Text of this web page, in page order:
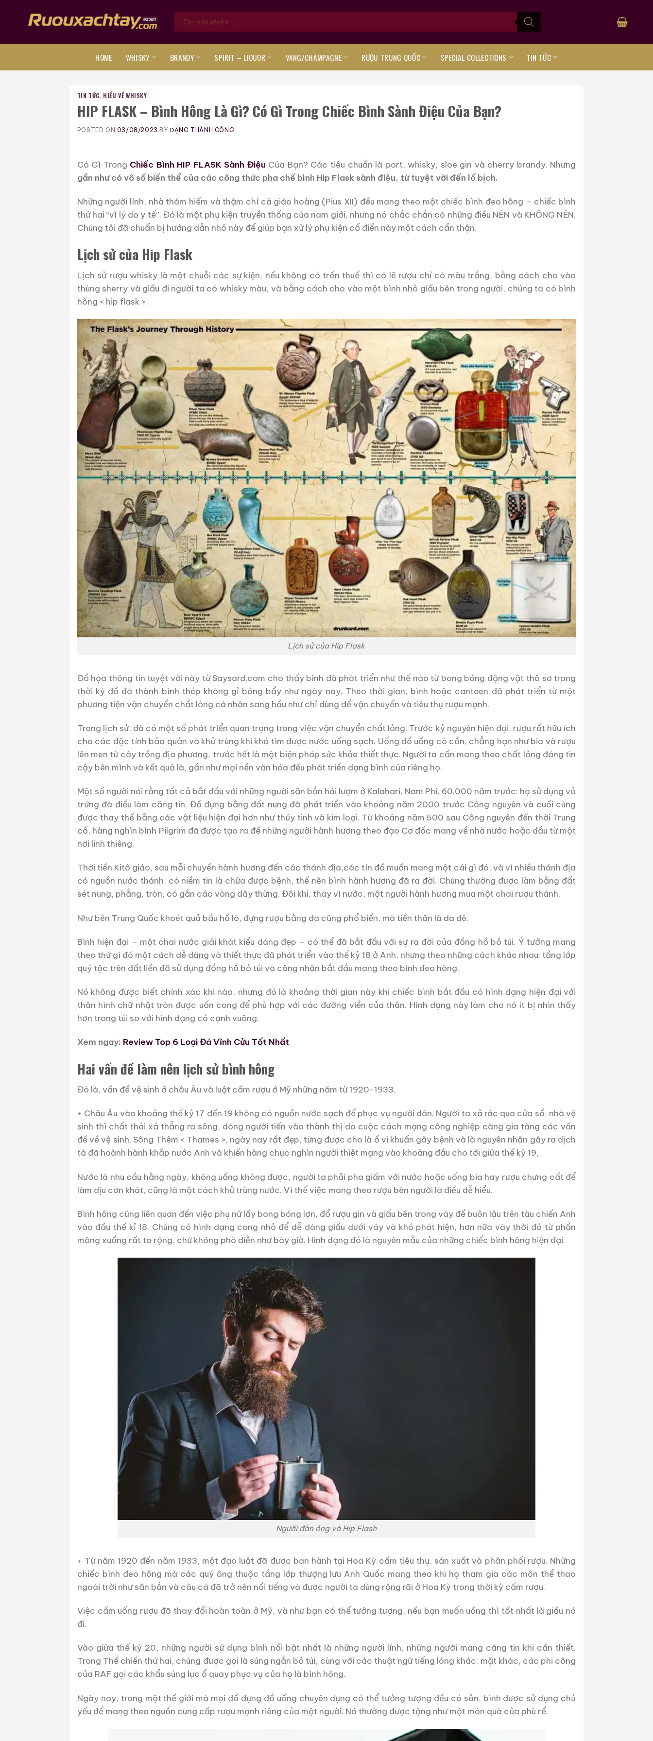
Tìm
kiếm
HOME WHISKY BRANDY SPIRIT – LIQUOR VANG/CHAMPAGNE RƯỢU TRUNG QUỐC SPECIAL COLLECTIONS TIN TỨC
TIN TỨC, HIỂU VỀ WHISKY
HIP FLASK – Bình Hông Là Gì? Có Gì Trong Chiếc Bình Sành Điệu Của Bạn?
POSTED ON 03/08/2023 BYĐẶNG THÀNH CÔNG
Có Gì Trong Chiếc Bình HIP FLASK Sành Điệu Của Bạn? Các tiêu chuẩn là port, whisky, sloe gin và cherry brandy. Nhưng
gần như có vô số biến thể của các công thức pha chế bình Hip Flask sành điệu, từ tuyệt vời đến lố bịch.
Những người lính, nhà thám hiểm và thậm chí cả giáo hoàng (Pius XII) đều mang theo một chiếc bình đeo hông – chiếc bình
thứ hai “vì lý do y tế”. Đó là một phụ kiện truyền thống của nam giới, nhưng nó chắc chắn có những điều NÊN và KHÔNG NÊN.
Chúng tôi đã chuẩn bị hướng dẫn nhỏ này để giúp bạn xử lý phụ kiện cổ điển này một cách cẩn thận.
Lịch sử của Hip Flask
Lịch sử rượu whisky là một chuỗi các sự kiện, nếu không có trốn thuế thì có lẽ rượu chỉ có màu trắng, bằng cách cho vào
thùng sherry và giấu đi người ta có whisky màu, và bằng cách cho vào một bình nhỏ giấu bên trong người, chúng ta có bình
hông < hip flask >.
Lịch sử của Hip Flask
Đồ họa thông tin tuyệt vời này từ Saysard.com cho thấy bình đã phát triển như thế nào từ bong bóng động vật thô sơ trong
thời kỳ đồ đá thành bình thép không gỉ bóng bẩy như ngày nay. Theo thời gian, bình hoặc canteen đã phát triển từ một
phương tiện vận chuyển chất lỏng cá nhân sang hầu như chỉ dùng để vận chuyển và tiêu thụ rượu mạnh.
Trong lịch sử, đã có một số phát triển quan trọng trong việc vận chuyển chất lỏng. Trước kỷ nguyên hiện đại, rượu rất hữu ích
cho các đặc tính bảo quản và khử trùng khi khó tìm được nước uống sạch. Uống đồ uống có cồn, chẳng hạn như bia và rượu
lên men từ cây trồng địa phương, trước hết là một biện pháp sức khỏe thiết thực. Người ta cần mang theo chất lỏng đáng tin
cậy bên mình và kết quả là, gần như mọi nền văn hóa đều phát triển dạng bình của riêng họ.
Một số người nói rằng tất cả bắt đầu với những người săn bắn hái lượm ở Kalahari, Nam Phi, 60.000 năm trước: họ sử dụng vỏ
trứng đà điểu làm căng tin. Đồ đựng bằng đất nung đã phát triển vào khoảng năm 2000 trước Công nguyên và cuối cùng
được thay thế bằng các vật liệu hiện đại hơn như thủy tinh và kim loại. Từ khoảng năm 500 sau Công nguyên đến thời Trung
cổ, hàng nghìn bình Pilgrim đã được tạo ra để những người hành hương theo đạo Cơ đốc mang về nhà nước hoặc dầu từ một
nơi linh thiêng.
Thời tiền Kitô giáo, sau mỗi chuyến hành hương đến các thánh địa,các tín đồ muốn mang một cái gì đó, và vì nhiều thánh địa
có nguồn nước thánh, có niềm tin là chữa được bệnh, thế nên bình hành hương đã ra đời. Chúng thường được làm bằng đất
sét nung, phẳng, tròn, có gắn các vòng dây thừng. Đôi khi, thay vì nước, một người hành hương mua một chai rượu thánh.
Như bên Trung Quốc khoét quả bầu hồ lô, đựng rượu bằng da cũng phổ biến, mà tiền thân là da dê.
Bình hiện đại – một chai nước giải khát kiểu dáng đẹp – có thể đã bắt đầu với sự ra đời của đồng hồ bỏ túi. Ý tưởng mang
theo thứ gì đó một cách dễ dàng và thiết thực đã phát triển vào thế kỷ 18 ở Anh, nhưng theo những cách khác nhau: tầng lớp
quý tộc trên đất liền đã sử dụng đồng hồ bỏ túi và công nhân bắt đầu mang theo bình đeo hông.
Nó không được biết chính xác khi nào, nhưng đó là khoảng thời gian này khi chiếc bình bắt đầu có hình dạng hiện đại với
thân hình chữ nhật tròn được uốn cong để phù hợp với các đường viền của thân. Hình dạng này làm cho nó ít bị nhìn thấy
hơn trong túi so với hình dạng có cạnh vuông.
Xem ngay: Review Top 6 Loại Đá Vĩnh Cửu Tốt Nhất
Hai vấn đề làm nên lịch sử bình hông
Đó là, vấn đề vệ sinh ở châu Âu và luật cấm rượu ở Mỹ những năm từ 1920-1933.
+ Châu Âu vào khoảng thế kỷ 17 đến 19 không có nguồn nước sạch để phục vụ người dân. Người ta xả rác qua cửa sổ, nhà vệ
sinh thì chất thải xả thẳng ra sông, dòng người tiến vào thành thị do cuộc cách mạng công nghiệp càng gia tăng các vấn
đề về vệ sinh. Sông Thêm < Thames >, ngày nay rất đẹp, từng được cho là ổ vi khuẩn gây bệnh và là nguyên nhân gây ra dịch
tả đã hoành hành khắp nước Anh và khiến hàng chục nghìn người thiệt mạng vào khoảng đầu cho tới giữa thế kỷ 19,
Nước là nhu cầu hằng ngày, không uống không được, người ta phải pha giấm với nước hoặc uống bia hay rượu chưng cất để
làm dịu cơn khát, cũng là một cách khử trùng nước. Vì thế việc mang theo rượu bên người là điều dễ hiểu.
Bình hông cũng liên quan đến việc phụ nữ lấy bong bóng lợn, đổ rượu gin và giấu bên trong váy để buôn lậu trên tàu chiến Anh
vào đầu thế kỉ 18. Chúng có hình dạng cong nhỏ để dễ dàng giấu dưới váy và khó phát hiện, hơn nữa váy thời đó từ phần
mông xuống rất to rộng, chứ không phô diễn như bây giờ. Hình dạng đó là nguyên mẫu của những chiếc bình hông hiện đại.
Người đàn ông và Hip Flash
+ Từ năm 1920 đến năm 1933, một đạo luật đã được ban hành tại Hoa Kỳ cấm tiêu thụ, sản xuất và phân phối rượu. Những
chiếc bình đeo hông mà các quý ông thuộc tầng lớp thượng lưu Anh Quốc mang theo khi họ tham gia các môn thể thao
ngoài trời như săn bắn và câu cá đã trở nên nổi tiếng và được người ta dùng rộng rãi ở Hoa Kỳ trong thời kỳ cấm rượu.
Việc cấm uống rượu đã thay đổi hoàn toàn ở Mỹ, và như bạn có thể tưởng tượng, nếu bạn muốn uống thì tốt nhất là giấu nó
đi.
Vào giữa thế kỷ 20, những người sử dụng bình nổi bật nhất là những người lính, những người mang căng tin khi cần thiết.
Trong Thế chiến thứ hai, chúng được gọi là súng ngắn bỏ túi, cùng với các thuật ngữ tiếng lóng khác; mặt khác, các phi công
của RAF gọi các khẩu súng lục ổ quay phục vụ của họ là bình hông.
Ngày nay, trong một thế giới mà mọi đồ đựng đồ uống chuyên dụng có thể tưởng tượng đều có sẵn, bình được sử dụng chủ
yếu để mang theo nguồn cung cấp rượu mạnh riêng của một người. Nó thường được tặng như một món quà của phù rể.